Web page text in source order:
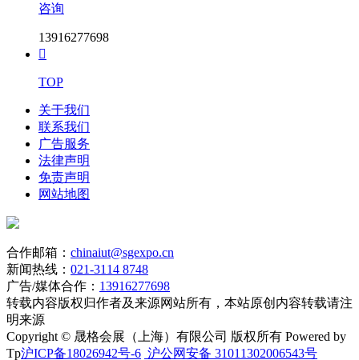
咨询
13916277698

TOP
关于我们
联系我们
广告服务
法律声明
免责声明
网站地图
合作邮箱： chinaiut@sgexpo.cn
新闻热线： 021-3114 8748
广告/媒体合作： 13916277698
转载内容版权归作者及来源网站所有，本站原创内容转载请注
明来源
Copyright © 晟格会展（上海）有限公司 版权所有 Powered by
Tp沪ICP备18026942号-6 沪公网安备 31011302006543号